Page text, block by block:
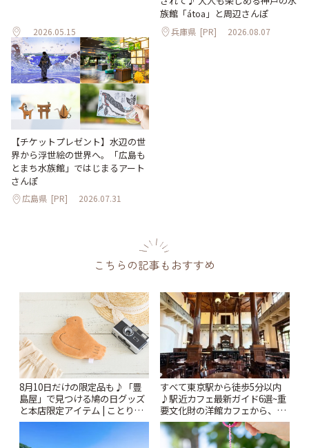
2026.05.15
族館「átoa」と周辺さんぽ
兵庫県 [PR] 2026.08.07
【チケットプレゼント】水辺の世
界から浮世絵の世界へ。「広島も
とまち水族館」ではじまるアート
さんぽ
広島県 [PR] 2026.07.31
こちらの記事もおすすめ
8月10日だけの限定品も♪「豊
島屋」で見つける鳩の日グッズ
と本店限定アイテム | ことりっ
ぷ
すべて東京駅から徒歩5分以内
♪駅近カフェ最新ガイド6選~重
要文化財の洋館カフェから、改
札すぐのレトロ喫茶まで~ | こと
りっぷ